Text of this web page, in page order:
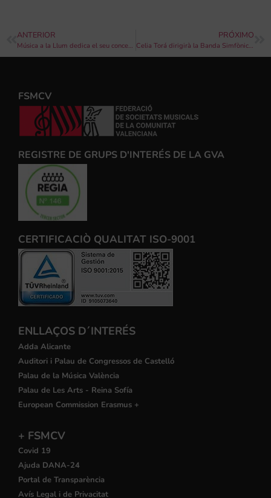
ANTERIOR
Música a la Llum dedica el seu concert anual a compositors de localitats afectades per la dana
PRÓXIMO
Celia Torá dirigirà la Banda Simfònica de Dones de la FSMCV a 2026
FSMCV
REGISTRE DE GRUPS D'INTERÉS DE LA GVA
CERTIFICACIÒ QUALITAT ISO-9001
ENLLAÇOS D´INTERÉS
Adda Alicante
Auditori i Palau de Congressos de Castelló
Palau de la Música València
Palau de Les Arts - Reina Sofía
European Commission Erasmus +
+ FSMCV
Covid 19
Ajuda DANA-24
Portal de Transparència
Avís Legal i de Privacitat